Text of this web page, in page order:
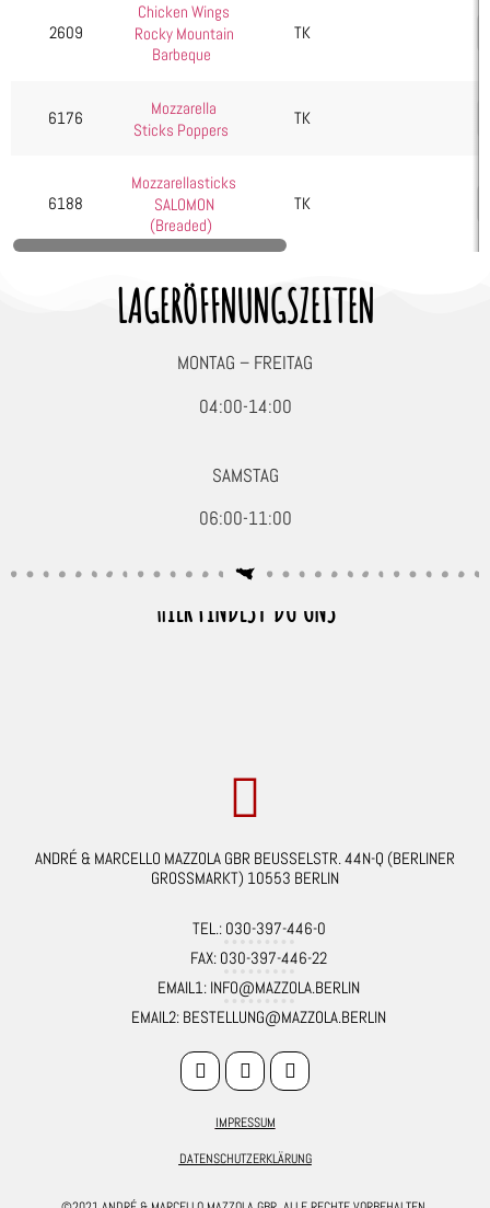
2609
Chicken Wings
Rocky Mountain
Barbeque
TK
6176
Mozzarella
Sticks Poppers
TK
6188
Mozzarellasticks
SALOMON
(Breaded)
TK
LAGERÖFFNUNGSZEITEN
MONTAG – FREITAG
04:00-14:00
SAMSTAG
06:00-11:00
HIER FINDEST DU UNS
ANDRÉ & MARCELLO MAZZOLA GBR BEUSSELSTR. 44N-Q (BERLINER
GROSSMARKT) 10553 BERLIN
TEL.: 030-397-446-0
FAX: 030-397-446-22
EMAIL1: INFO@MAZZOLA.BERLIN
EMAIL2: BESTELLUNG@MAZZOLA.BERLIN
IMPRESSUM
DATENSCHUTZERKLÄRUNG